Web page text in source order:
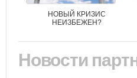
НОВЫЙ КРИЗИС
НЕИЗБЕЖЕН?
Новости